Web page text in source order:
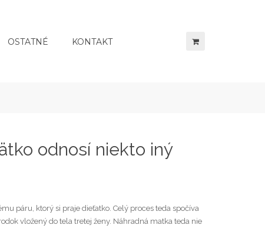
OSTATNÉ KONTAKT
odnosí niekto iný
páru, ktorý si praje dieťatko. Celý proces teda spočíva
vložený do tela tretej ženy. Náhradná matka teda nie